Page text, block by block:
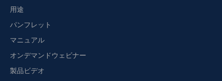
用途
パンフレット
マニュアル
オンデマンドウェビナー
製品ビデオ